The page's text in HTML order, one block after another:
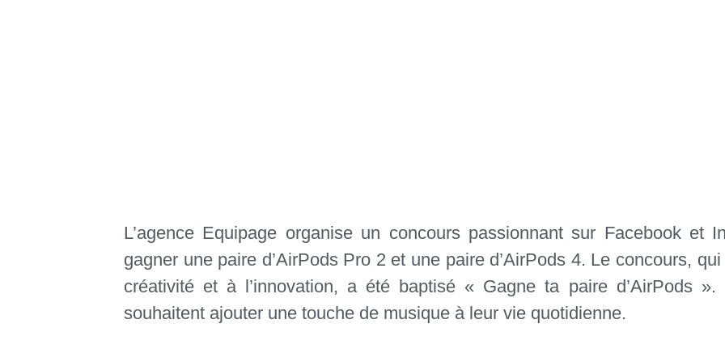
L’agence Equipage organise un concours passionnant sur Facebook et
gagner une paire d’AirPods Pro 2 et une paire d’AirPods 4. Le concours,
créativité et à l’innovation, a été baptisé « Gagne ta paire d’AirPods
souhaitent ajouter une touche de musique à leur vie quotidienne.